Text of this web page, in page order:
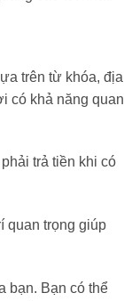
trên từ khóa, địa
có khả năng quan
trả tiền khi có
quan trọng giúp
bạn. Bạn có thể